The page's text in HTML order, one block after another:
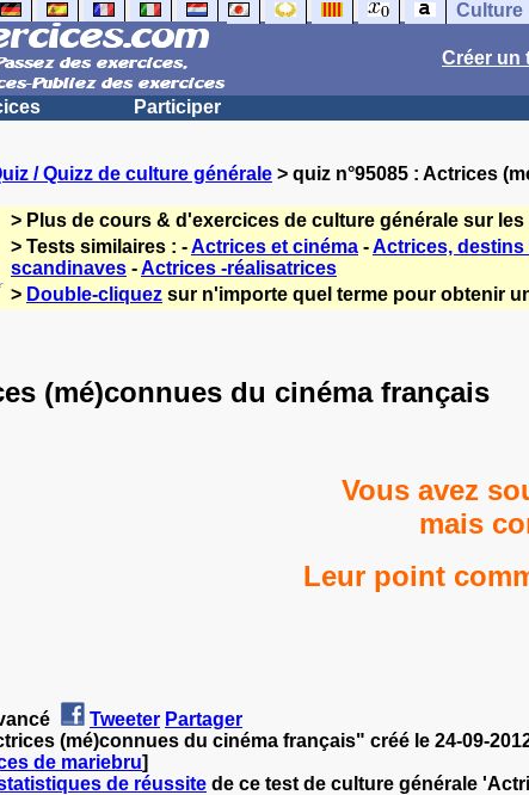
Culture
Créer un
Participer
/ Quizz de culture générale > quiz n°95085 : Actrices
> Plus de cours & d'exercices de culture générale sur les
> Tests similaires : -Actrices et cinéma -Actrices, destins
scandinaves -Actrices -réalisatrices
> Double-cliquez sur n'importe quel terme pour obtenir
(mé)connues du cinéma français
Vous avez
mais
Leur point
Tweeter Partager
(mé)connues du cinéma français" créé le 24-09-
de mariebru]
de réussite de ce test de culture générale